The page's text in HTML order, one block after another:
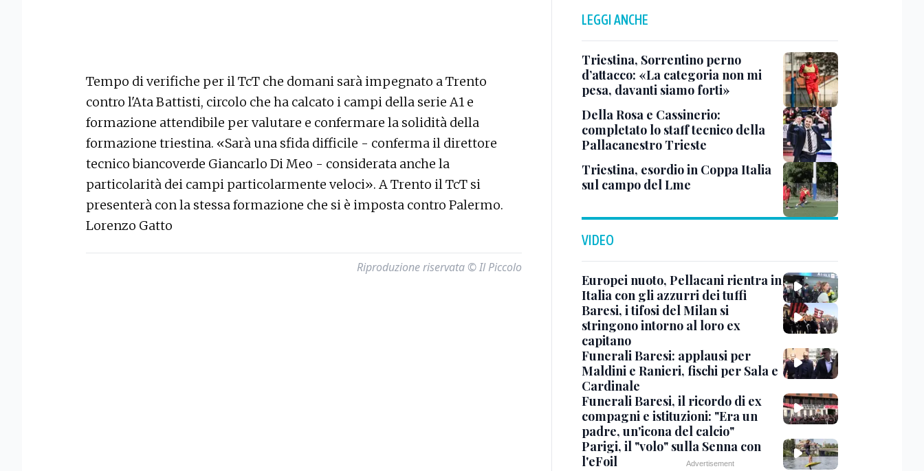
Tempo di verifiche per il TcT che domani sarà impegnato a Trento
contro l'Ata Battisti, circolo che ha calcato i campi della serie A1 e
formazione attendibile per valutare e confermare la solidità della
formazione triestina. «Sarà una sfida difficile - conferma il direttore
tecnico biancoverde Giancarlo Di Meo - considerata anche la
particolarità dei campi particolarmente veloci». A Trento il TcT si
presenterà con la stessa formazione che si è imposta contro Palermo.
Lorenzo Gatto
Riproduzione riservata © Il Piccolo
LEGGI ANCHE
Triestina, Sorrentino perno
d’attacco: «La categoria non mi
pesa, davanti siamo forti»
Della Rosa e Cassinerio:
completato lo staff tecnico della
Pallacanestro Trieste
Triestina, esordio in Coppa Italia
sul campo del Lme
VIDEO
Europei nuoto, Pellacani rientra in
Italia con gli azzurri dei tuffi
Baresi, i tifosi del Milan si
stringono intorno al loro ex
capitano
Funerali Baresi: applausi per
Maldini e Ranieri, fischi per Sala e
Cardinale
Funerali Baresi, il ricordo di ex
compagni e istituzioni: "Era un
padre, un'icona del calcio"
Parigi, il "volo" sulla Senna con
l'eFoil